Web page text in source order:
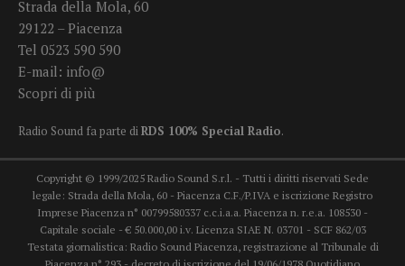
Strada della Mola, 60
29122 – Piacenza
Tel 0523 590 590
E-mail: info@
Scopri di più
Radio Sound fa parte diRDS 100% Special Radio.
Copyright © 1999/2025 Radio Sound S.r.l. - Tutti i diritti riservati Sede
legale: Strada della Mola, 60 - Piacenza C.F./P.IVA e iscrizione Registro
Imprese Piacenza n° 00799580337 c.c.i.a.a. Piacenza n. r.e.a. 108530 -
Capitale sociale - € 50.000,00 i.v. Licenza SIAE N. 03701 - SCF 862/03
Testata giornalistica: Radio Sound Piacenza, registrazione al Tribunale di